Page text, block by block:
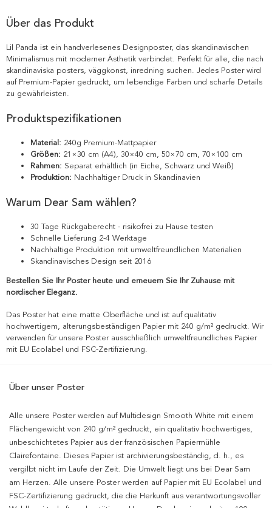
Über das Produkt
Lil Panda ist ein handverlesenes Designposter, das skandinavischen
Minimalismus mit moderner Ästhetik verbindet. Perfekt für alle, die nach
skandinaviska posters, väggkonst, inredning suchen. Jedes Poster wird
auf Premium-Papier gedruckt, um lebendige Farben und scharfe Details
zu gewährleisten.
Produktspezifikationen
Material: 240g Premium-Mattpapier
Größen: 21×30 cm (A4), 30×40 cm, 50×70 cm, 70×100 cm
Rahmen: Separat erhältlich (in Eiche, Schwarz und Weiß)
Produktion: Nachhaltiger Druck in Skandinavien
Warum Dear Sam wählen?
30 Tage Rückgaberecht - risikofrei zu Hause testen
Schnelle Lieferung 2-4 Werktage
Nachhaltige Produktion mit umweltfreundlichen Materialien
Skandinavisches Design seit 2016
Bestellen Sie Ihr Poster heute und erneuern Sie Ihr Zuhause mit
nordischer Eleganz.
Das Poster hat eine matte Oberfläche und ist auf qualitativ
hochwertigem, alterungsbeständigen Papier mit 240 g/m² gedruckt. Wir
verwenden für unsere Poster ausschließlich umweltfreundliches Papier
mit EU Ecolabel und FSC-Zertifizierung.
Über unser Poster
Alle unsere Poster werden auf Multidesign Smooth White mit einem
Flächengewicht von 240 g/m² gedruckt, ein qualitativ hochwertiges,
unbeschichtetes Papier aus der französischen Papiermühle
Clairefontaine. Dieses Papier ist archivierungsbeständig, d. h., es
vergilbt nicht im Laufe der Zeit. Die Umwelt liegt uns bei Dear Sam
am Herzen. Alle unsere Poster werden auf Papier mit EU Ecolabel und
FSC-Zertifizierung gedruckt, die die Herkunft aus verantwortungsvoller